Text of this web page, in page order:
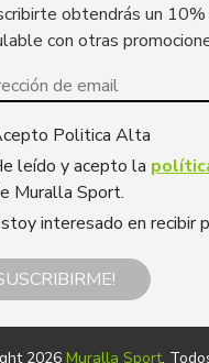
obtendrás un
con otras
Politica Alta
leído y acepto la
Muralla Sport.
interesado en recibir
2026 Muralla Sport.